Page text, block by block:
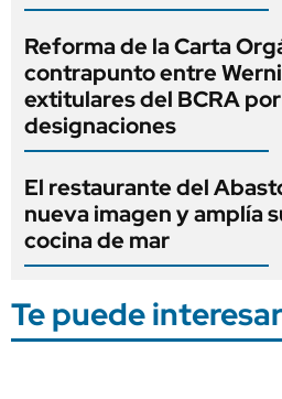
Reforma de la Carta
contrapunto entre
extitulares del BCRA
designaciones
El restaurante del
nueva imagen y amplía
cocina de mar
Te puede interesar